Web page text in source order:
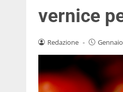
vernice
Redazione -